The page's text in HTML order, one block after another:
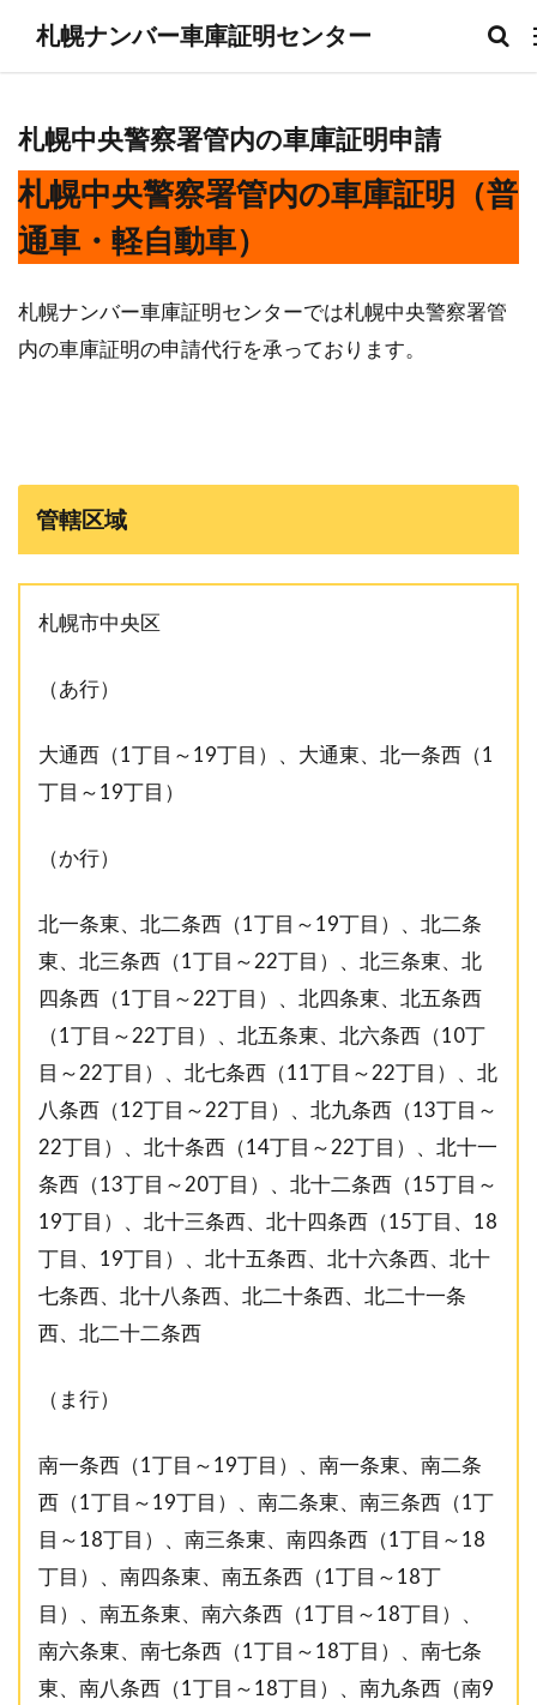
札幌ナンバー車庫証明センター
札幌中央警察署管内の車庫証明申請
札幌中央警察署管内の車庫証明（普
通車・軽自動車）
札幌ナンバー車庫証明センターでは札幌中央警察署管
内の車庫証明の申請代行を承っております。
管轄区域
札幌市中央区
（あ行）
大通西（1丁目～19丁目）、大通東、北一条西（1
丁目～19丁目）
（か行）
北一条東、北二条西（1丁目～19丁目）、北二条
東、北三条西（1丁目～22丁目）、北三条東、北
四条西（1丁目～22丁目）、北四条東、北五条西
（1丁目～22丁目）、北五条東、北六条西（10丁
目～22丁目）、北七条西（11丁目～22丁目）、北
八条西（12丁目～22丁目）、北九条西（13丁目～
22丁目）、北十条西（14丁目～22丁目）、北十一
条西（13丁目～20丁目）、北十二条西（15丁目～
19丁目）、北十三条西、北十四条西（15丁目、18
丁目、19丁目）、北十五条西、北十六条西、北十
七条西、北十八条西、北二十条西、北二十一条
西、北二十二条西
（ま行）
南一条西（1丁目～19丁目）、南一条東、南二条
西（1丁目～19丁目）、南二条東、南三条西（1丁
目～18丁目）、南三条東、南四条西（1丁目～18
丁目）、南四条東、南五条西（1丁目～18丁
目）、南五条東、南六条西（1丁目～18丁目）、
南六条東、南七条西（1丁目～18丁目）、南七条
東、南八条西（1丁目～18丁目）、南九条西（南9